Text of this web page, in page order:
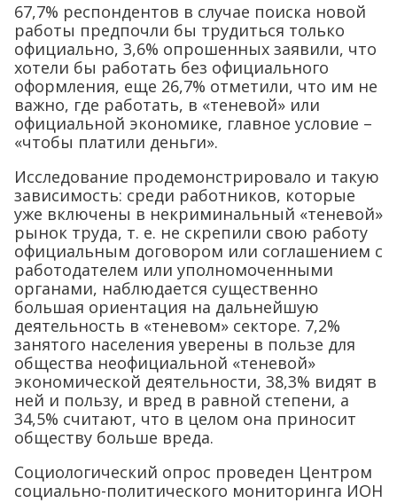
67,7% респондентов в случае поиска новой
работы предпочли бы трудиться только
официально, 3,6% опрошенных заявили, что
хотели бы работать без официального
оформления, еще 26,7% отметили, что им не
важно, где работать, в «теневой» или
официальной экономике, главное условие –
«чтобы платили деньги».
Исследование продемонстрировало и такую
зависимость: среди работников, которые
уже включены в некриминальный «теневой»
рынок труда, т. е. не скрепили свою работу
официальным договором или соглашением с
работодателем или уполномоченными
органами, наблюдается существенно
большая ориентация на дальнейшую
деятельность в «теневом» секторе. 7,2%
занятого населения уверены в пользе для
общества неофициальной «теневой»
экономической деятельности, 38,3% видят в
ней и пользу, и вред в равной степени, а
34,5% считают, что в целом она приносит
обществу больше вреда.
Социологический опрос проведен Центром
социально-политического мониторинга ИОН